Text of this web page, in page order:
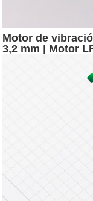
Motor de
3,2 mm | Motor